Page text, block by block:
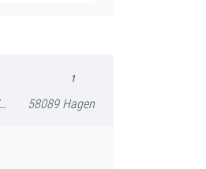
1
58089 Hagen